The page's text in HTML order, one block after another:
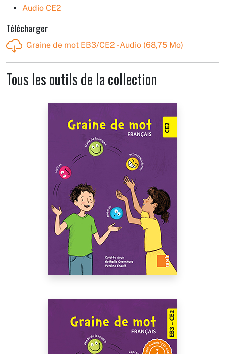
Audio CE2
Télécharger
Graine de mot EB3/CE2 - Audio (68,75 Mo)
Tous les outils de la collection